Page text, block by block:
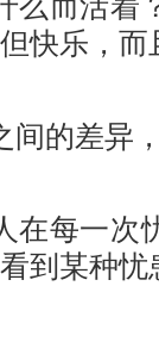
么而活着
快乐，而
间的差异
在每一次
到某种忧